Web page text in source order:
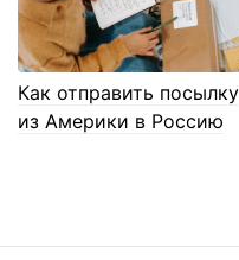
Как отправить посылку
из Америки в Россию